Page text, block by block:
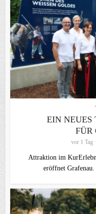
EIN NEUES
FÜR
vor 1 Tag
Attraktion im
eröffnet Grafenau.